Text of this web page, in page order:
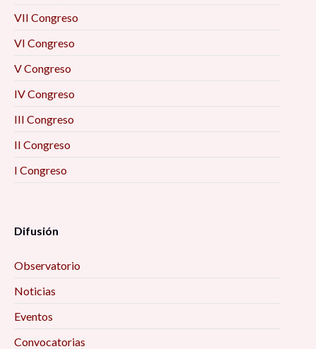
VII Congreso
VI Congreso
V Congreso
IV Congreso
III Congreso
II Congreso
I Congreso
Difusión
Observatorio
Noticias
Eventos
Convocatorias